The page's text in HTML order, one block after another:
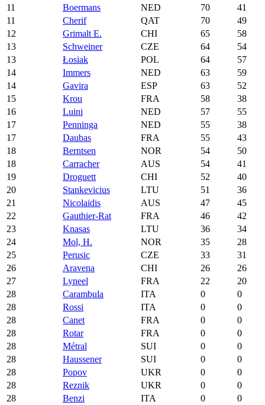
11
Boermans NED 70
41
11
Cherif QAT 70
49
12
Grimalt E. CHI 65
58
13
Schweiner CZE 64
54
13
Łosiak POL 64
57
14
Immers NED 63
59
14
Gavira ESP 63
52
15
Krou FRA 58
38
16
Luini NED 57
55
17
Penninga NED 55
38
17
Daubas FRA 55
43
18
Berntsen NOR 54
50
18
Carracher AUS 54
41
19
Droguett CHI 52
40
20
Stankevicius LTU 51
36
21
Nicolaidis AUS 47
45
22
Gauthier-Rat FRA 46
42
23
Knasas LTU 36
34
24
Mol, H. NOR 35
28
25
Perusic CZE 33
31
26
Aravena CHI 26
26
27
Lyneel FRA 22
20
28
Carambula ITA 0
0
28
Rossi ITA 0
0
28
Canet FRA 0
0
28
Rotar FRA 0
0
28
Métral SUI 0
0
28
Haussener SUI 0
0
28
Popov UKR 0
0
28
Reznik UKR 0
0
28
Benzi ITA 0
0